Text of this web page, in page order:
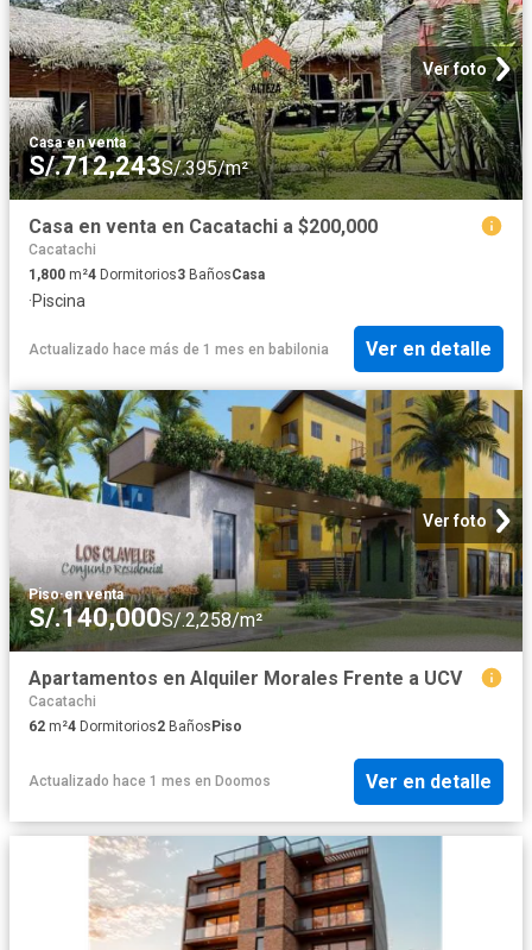
Ver foto
Casa·en venta
S/.712,243S/.395/m²
Casa en venta en Cacatachi a $200,000
Cacatachi
1,800 m²4 Dormitorios3 BañosCasa
·Piscina
Actualizado hace más de 1 mes en babilonia Ver en detalle
Ver foto
Piso·en venta
S/.140,000S/.2,258/m²
Apartamentos en Alquiler Morales Frente a UCV
Cacatachi
62 m²4 Dormitorios2 BañosPiso
Actualizado hace 1 mes en Doomos Ver en detalle